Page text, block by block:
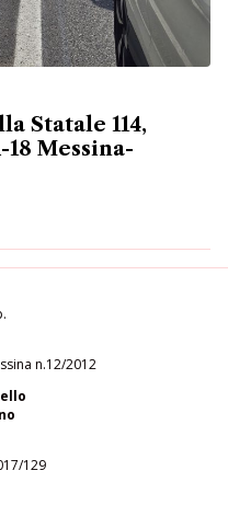
Statale 114,
Messina-
n.12/2012
129